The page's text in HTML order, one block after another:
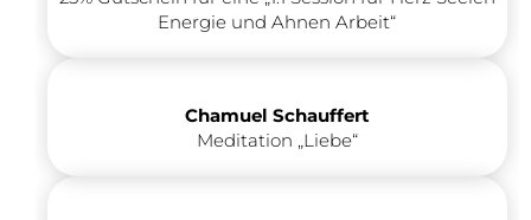
Energie und Ahnen Arbeit“
Chamuel Schauffert
Meditation „Liebe“